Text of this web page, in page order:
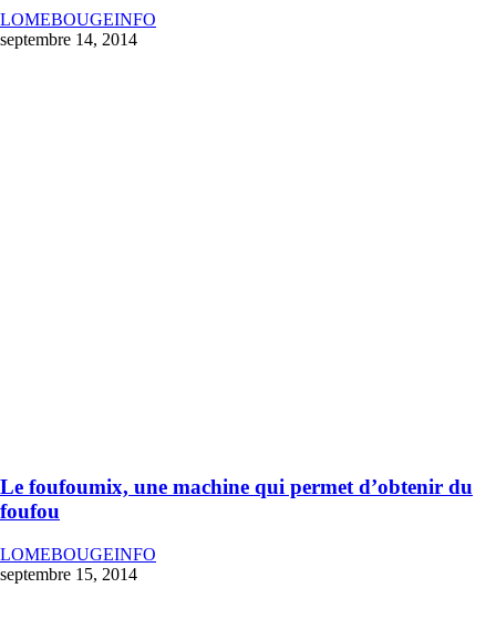
LOMEBOUGEINFO
septembre 14, 2014
Le foufoumix, une machine qui permet d’obtenir du
foufou
LOMEBOUGEINFO
septembre 15, 2014